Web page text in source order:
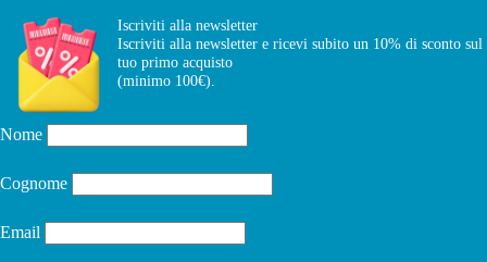
Iscriviti alla newsletter
Iscriviti alla newsletter e ricevi subito un 10% di sconto sul
tuo primo acquisto
(minimo 100€).
Nome
Cognome
Email